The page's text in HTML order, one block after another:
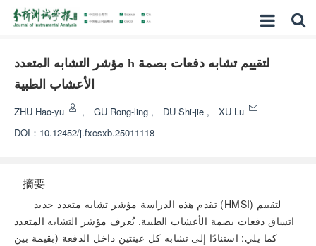
مؤشر التشابه المتعدد h لتقييم تشابه دفعات بصمة
الأعشاب الطبية
ZHU Hao-yu , GU Rong-ling , DU Shi-jie ,
XU Lu
DOI： 10.12452/j.fxcsxb.25011118
摘要
تقدم هذه الدراسة مؤشر تشابه متعدد جديد (HMSI) لتقييم
اتساق دفعات بصمة الأعشاب الطبية. يُعرف مؤشر التشابه المتعدد
كما يلي: استنادًا إلى تشابه كل عينتين داخل الدفعة (بقيمة بين